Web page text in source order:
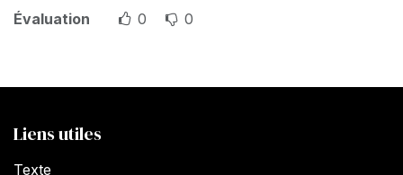
Évaluation
0 0
Liens utiles
Texte